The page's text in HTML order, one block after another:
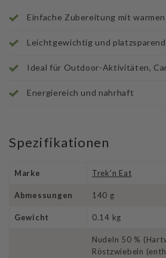
Einfache Zubereitung mit
Leichtgewichtig und platzsparend
Ideal für Outdoor-Aktivitäten,
Energiereich und nahrhaft
Spezifikationen
Marke Trek'n Eat
Abmessungen 140 g
Gewicht 0.14 kg
Nudeln 50 %
Röstzwiebeln